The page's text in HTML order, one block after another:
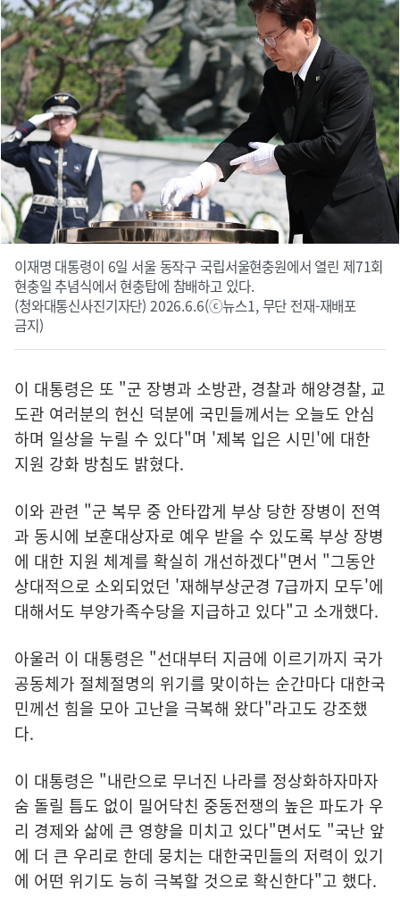
이재명 대통령이 6일 서울 동작구 국립서울현충원에서 열린 제71회
현충일 추념식에서 현충탑에 참배하고 있다.
(청와대통신사진기자단) 2026.6.6(ⓒ뉴스1, 무단 전재-재배포
금지)
이 대통령은 또 "군 장병과 소방관, 경찰과 해양경찰, 교
도관 여러분의 헌신 덕분에 국민들께서는 오늘도 안심
하며 일상을 누릴 수 있다"며 '제복 입은 시민'에 대한
지원 강화 방침도 밝혔다.
이와 관련 "군 복무 중 안타깝게 부상 당한 장병이 전역
과 동시에 보훈대상자로 예우 받을 수 있도록 부상 장병
에 대한 지원 체계를 확실히 개선하겠다"면서 "그동안
상대적으로 소외되었던 '재해부상군경 7급까지 모두'에
대해서도 부양가족수당을 지급하고 있다"고 소개했다.
아울러 이 대통령은 "선대부터 지금에 이르기까지 국가
공동체가 절체절명의 위기를 맞이하는 순간마다 대한국
민께선 힘을 모아 고난을 극복해 왔다"라고도 강조했
다.
이 대통령은 "내란으로 무너진 나라를 정상화하자마자
숨 돌릴 틈도 없이 밀어닥친 중동전쟁의 높은 파도가 우
리 경제와 삶에 큰 영향을 미치고 있다"면서도 "국난 앞
에 더 큰 우리로 한데 뭉치는 대한국민들의 저력이 있기
에 어떤 위기도 능히 극복할 것으로 확신한다"고 했다.